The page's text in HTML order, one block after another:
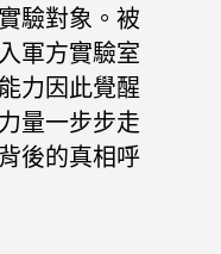
驗對象。被
軍方實驗室
力因此覺醒
量一步步走
後的真相呼